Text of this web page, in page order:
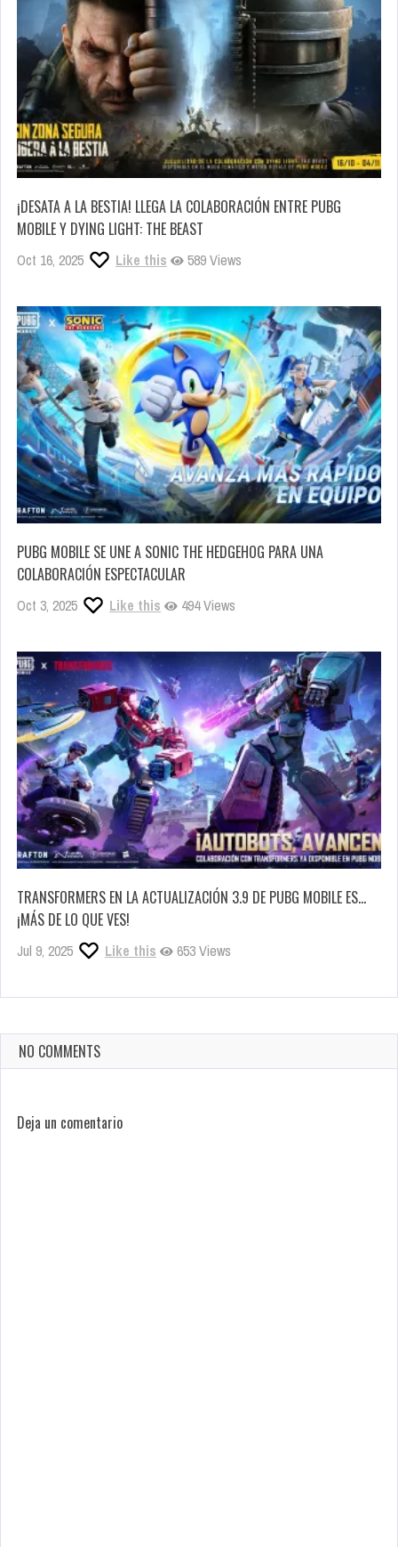
¡DESATA A LA BESTIA! LLEGA LA COLABORACIÓN ENTRE PUBG
MOBILE Y DYING LIGHT: THE BEAST
Oct 16, 2025 Like this 589 Views
PUBG MOBILE SE UNE A SONIC THE HEDGEHOG PARA UNA
COLABORACIÓN ESPECTACULAR
Oct 3, 2025 Like this 494 Views
TRANSFORMERS EN LA ACTUALIZACIÓN 3.9 DE PUBG MOBILE ES…
¡MÁS DE LO QUE VES!
Jul 9, 2025 Like this 653 Views
NO COMMENTS
Deja un comentario